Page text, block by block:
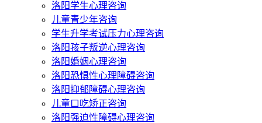
洛阳学生心理咨询
儿童青少年咨询
学生升学考试压力心理咨询
洛阳孩子叛逆心理咨询
洛阳婚姻心理咨询
洛阳恐惧性心理障碍咨询
洛阳抑郁障碍心理咨询
儿童口吃矫正咨询
洛阳强迫性障碍心理咨询